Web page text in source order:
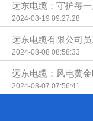
远东电缆：守护每
2024-08-19 09:27:28
远东电缆有限公司
2024-08-08 08:58:33
远东电缆：风电黄
2024-08-07 07:56:41